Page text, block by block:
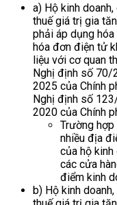
a) Hộ kinh
thuế giá trị gia
phải áp dụng
hóa đơn điện tử
liệu với cơ quan
Nghị định số 70/
2025 của Chính
Nghị định số
2020 của Chính
Trường hợp
nhiều địa
của hộ kinh
các cửa
điểm kinh
b) Hộ kinh